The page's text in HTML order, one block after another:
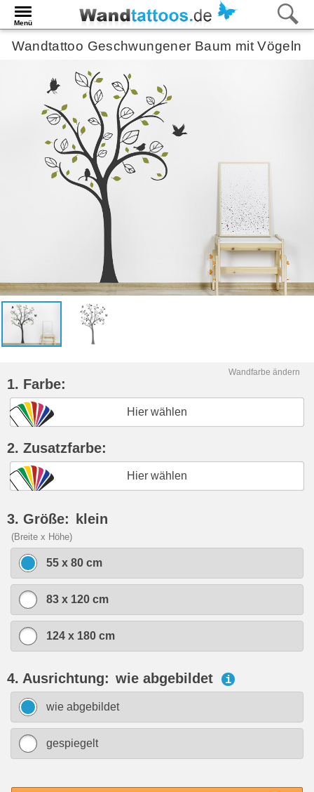
Menü
Wandtattoo Geschwungener Baum mit Vögeln
Wandfarbe ändern
1. Farbe:
Hier wählen
2. Zusatzfarbe:
Hier wählen
3. Größe: klein
(Breite x Höhe)
55 x 80 cm
83 x 120 cm
124 x 180 cm
4. Ausrichtung: wie abgebildet i
wie abgebildet
gespiegelt